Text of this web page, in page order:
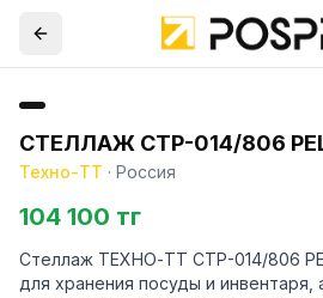
СТЕЛЛАЖ СТР-014/806
Техно-ТТ · Россия
104 100 тг
Стеллаж ТЕХНО-ТТ СТР-014/806
для хранения посуды и инвентаря,